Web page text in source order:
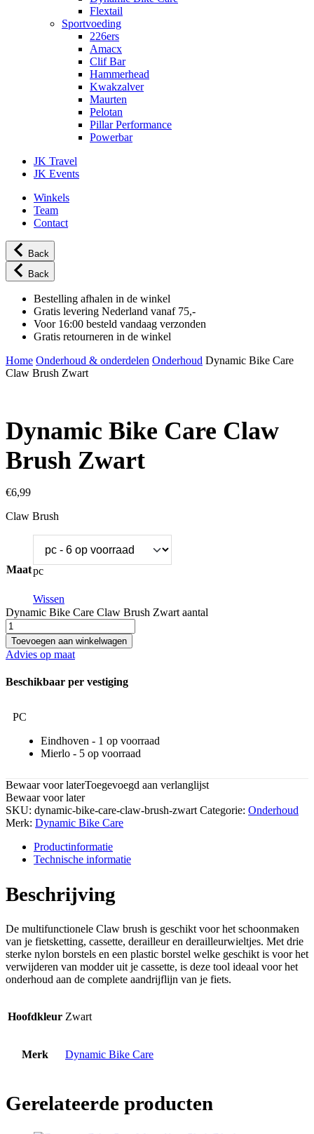
Flextail
Sportvoeding
226ers
Amacx
Clif Bar
Hammerhead
Kwakzalver
Maurten
Pelotan
Pillar Performance
Powerbar
JK Travel
JK Events
Winkels
Team
Contact
Back
Back
Bestelling afhalen in de winkel
Gratis levering Nederland vanaf 75,-
Voor 16:00 besteld vandaag verzonden
Gratis retourneren in de winkel
Home Onderhoud & onderdelen Onderhoud Dynamic Bike Care
Claw Brush Zwart
Dynamic Bike Care Claw
Brush Zwart
€6,99
Claw Brush
Maatpc
Wissen
Dynamic Bike Care Claw Brush Zwart aantal
Toevoegen aan winkelwagen
Advies op maat
Beschikbaar per vestiging
PC
Eindhoven - 1
Mierlo - 5
Bewaar voor laterToegevoegd aan verlanglijst
Bewaar voor later
SKU: dynamic-bike-care-claw-brush-zwart Categorie: Onderhoud
Merk: Dynamic Bike Care
Productinformatie
Technische informatie
Beschrijving
De multifunctionele Claw brush is geschikt voor het schoonmaken
van je fietsketting, cassette, derailleur en derailleurwieltjes. Met drie
sterke nylon borstels en een plastic borstel welke geschikt is voor het
verwijderen van modder uit je cassette, is deze tool ideaal voor het
onderhoud aan de complete aandrijflijn van je fiets.
Hoofdkleur Zwart
Merk Dynamic Bike Care
Gerelateerde producten